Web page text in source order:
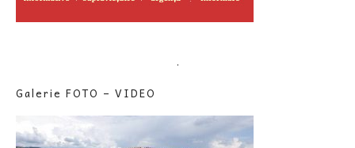
.
Galerie FOTO – VIDEO